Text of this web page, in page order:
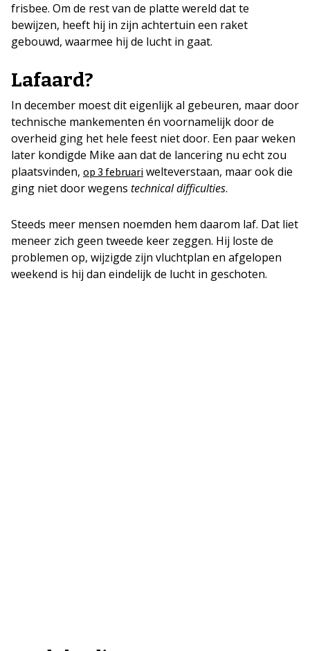
frisbee. Om de rest van de platte wereld dat te
bewijzen, heeft hij in zijn achtertuin een raket
gebouwd, waarmee hij de lucht in gaat.
Lafaard?
In december moest dit eigenlijk al gebeuren, maar door
technische mankementen én voornamelijk door de
overheid ging het hele feest niet door. Een paar weken
later kondigde Mike aan dat de lancering nu echt zou
plaatsvinden, op 3 februari welteverstaan, maar ook die
ging niet door wegens technical difficulties.
Steeds meer mensen noemden hem daarom laf. Dat liet
meneer zich geen tweede keer zeggen. Hij loste de
problemen op, wijzigde zijn vluchtplan en afgelopen
weekend is hij dan eindelijk de lucht in geschoten.